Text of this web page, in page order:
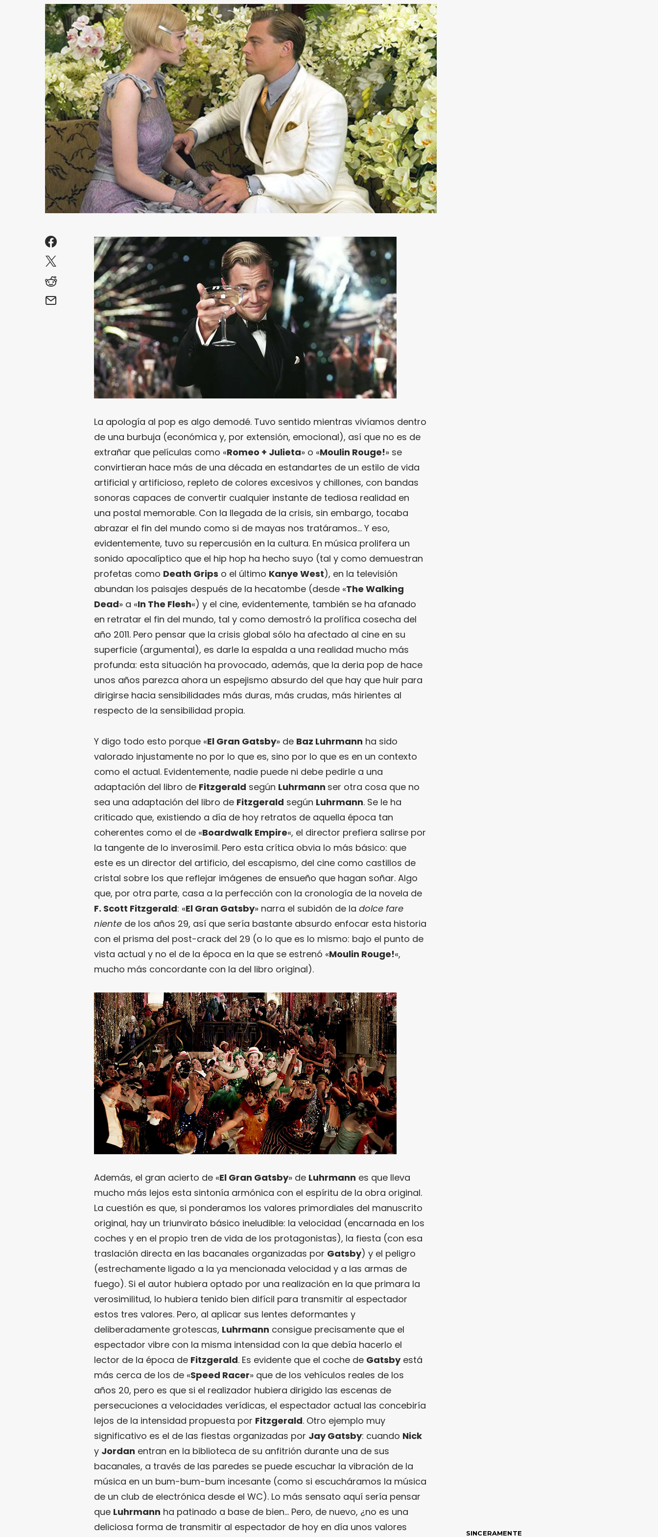
La apología al pop es algo demodé. Tuvo sentido mientras vivíamos dentro
de una burbuja (económica y, por extensión, emocional), así que no es de
extrañar que películas como «Romeo + Julieta» o «Moulin Rouge!» se
convirtieran hace más de una década en estandartes de un estilo de vida
artificial y artificioso, repleto de colores excesivos y chillones, con bandas
sonoras capaces de convertir cualquier instante de tediosa realidad en
una postal memorable. Con la llegada de la crisis, sin embargo, tocaba
abrazar el fin del mundo como si de mayas nos tratáramos… Y eso,
evidentemente, tuvo su repercusión en la cultura. En música prolifera un
sonido apocalíptico que el hip hop ha hecho suyo (tal y como demuestran
profetas como Death Grips o el último Kanye West), en la televisión
abundan los paisajes después de la hecatombe (desde «The Walking
Dead» a «In The Flesh«) y el cine, evidentemente, también se ha afanado
en retratar el fin del mundo, tal y como demostró la prolífica cosecha del
año 2011. Pero pensar que la crisis global sólo ha afectado al cine en su
superficie (argumental), es darle la espalda a una realidad mucho más
profunda: esta situación ha provocado, además, que la deria pop de hace
unos años parezca ahora un espejismo absurdo del que hay que huir para
dirigirse hacia sensibilidades más duras, más crudas, más hirientes al
respecto de la sensibilidad propia.
Y digo todo esto porque «El Gran Gatsby» de Baz Luhrmann ha sido
valorado injustamente no por lo que es, sino por lo que es en un contexto
como el actual. Evidentemente, nadie puede ni debe pedirle a una
adaptación del libro de Fitzgerald según Luhrmann ser otra cosa que no
sea una adaptación del libro de Fitzgerald según Luhrmann. Se le ha
criticado que, existiendo a día de hoy retratos de aquella época tan
coherentes como el de «Boardwalk Empire«, el director prefiera salirse por
la tangente de lo inverosímil. Pero esta crítica obvia lo más básico: que
este es un director del artificio, del escapismo, del cine como castillos de
cristal sobre los que reflejar imágenes de ensueño que hagan soñar. Algo
que, por otra parte, casa a la perfección con la cronología de la novela de
F. Scott Fitzgerald: «El Gran Gatsby» narra el subidón de la dolce fare
niente de los años 29, así que sería bastante absurdo enfocar esta historia
con el prisma del post-crack del 29 (o lo que es lo mismo: bajo el punto de
vista actual y no el de la época en la que se estrenó «Moulin Rouge!«,
mucho más concordante con la del libro original).
Además, el gran acierto de «El Gran Gatsby» de Luhrmann es que lleva
mucho más lejos esta sintonía armónica con el espíritu de la obra original.
La cuestión es que, si ponderamos los valores primordiales del manuscrito
original, hay un triunvirato básico ineludible: la velocidad (encarnada en los
coches y en el propio tren de vida de los protagonistas), la fiesta (con esa
traslación directa en las bacanales organizadas por Gatsby) y el peligro
(estrechamente ligado a la ya mencionada velocidad y a las armas de
fuego). Si el autor hubiera optado por una realización en la que primara la
verosimilitud, lo hubiera tenido bien difícil para transmitir al espectador
estos tres valores. Pero, al aplicar sus lentes deformantes y
deliberadamente grotescas, Luhrmann consigue precisamente que el
espectador vibre con la misma intensidad con la que debía hacerlo el
lector de la época de Fitzgerald. Es evidente que el coche de Gatsbyestá
más cerca de los de «Speed Racer» que de los vehículos reales de los
años 20, pero es que si el realizador hubiera dirigido las escenas de
persecuciones a velocidades verídicas, el espectador actual las concebiría
lejos de la intensidad propuesta por Fitzgerald. Otro ejemplo muy
significativo es el de las fiestas organizadas por Jay Gatsby: cuando Nick
y Jordan entran en la biblioteca de su anfitrión durante una de sus
bacanales, a través de las paredes se puede escuchar la vibración de la
música en un bum-bum-bum incesante (como si escucháramos la música
de un club de electrónica desde el WC). Lo más sensato aquí sería pensar
que Luhrmann ha patinado a base de bien… Pero, de nuevo, ¿no es una
deliciosa forma de transmitir al espectador de hoy en día unos valores
SINCERAMENTE